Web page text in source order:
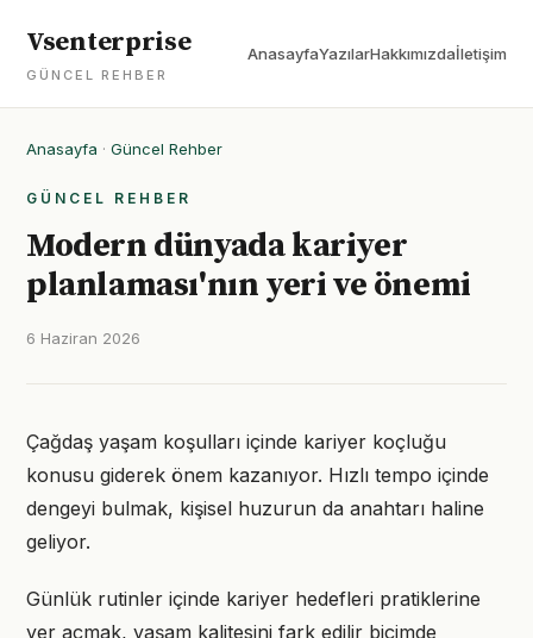
Vsenterprise
GÜNCEL REHBER
AnasayfaYazılarHakkımızdaİletişim
Anasayfa · Güncel Rehber
GÜNCEL REHBER
Modern dünyada kariyer
planlaması'nın yeri ve önemi
6 Haziran 2026
Çağdaş yaşam koşulları içinde kariyer koçluğu
konusu giderek önem kazanıyor. Hızlı tempo içinde
dengeyi bulmak, kişisel huzurun da anahtarı haline
geliyor.
Günlük rutinler içinde kariyer hedefleri pratiklerine
yer açmak, yaşam kalitesini fark edilir biçimde